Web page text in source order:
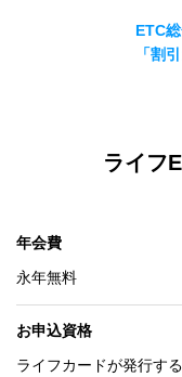
ETC
「割
ライフ
年会費
永年無料
お申込資格
ライフカードが発行す